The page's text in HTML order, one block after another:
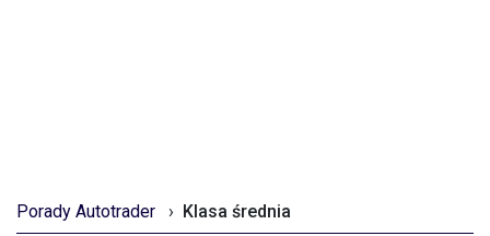
Porady Autotrader › Klasa średnia